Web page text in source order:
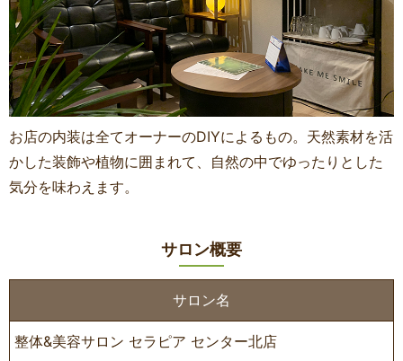
お店の内装は全てオーナーのDIYによるもの。天然素材を活
かした装飾や植物に囲まれて、自然の中でゆったりとした
気分を味わえます。
サロン概要
サロン名
整体&美容サロン セラピア センター北店